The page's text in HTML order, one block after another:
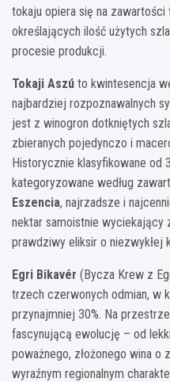
tokaju opiera się na zawartości
określających ilość użytych
procesie produkcji.
Tokaji Aszú to kwintesencja
najbardziej rozpoznawalnych
jest z winogron dotkniętych
zbieranych pojedynczo i
Historycznie klasyfikowane od
kategoryzowane według
Eszencia, najrzadsze i
nektar samoistnie wyciekający
prawdziwy eliksir o niezwykłej
Egri Bikavér (Bycza Krew z
trzech czerwonych odmian, w
przynajmniej 30%. Na
fascynującą ewolucję – od
poważnego, złożonego wina
wyraźnym regionalnym